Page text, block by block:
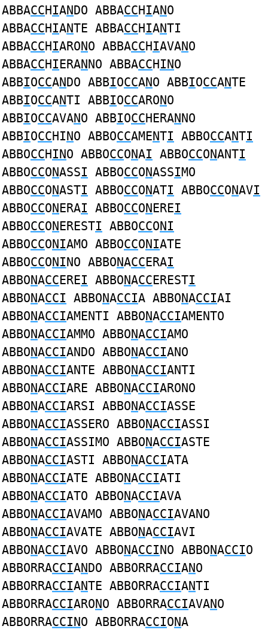
ABBACCHIANDO ABBACCHIANO
ABBACCHIANTE ABBACCHIANTI
ABBACCHIARONO ABBACCHIAVANO
ABBACCHIERANNO ABBACCHINO
ABBIOCCANDO ABBIOCCANO ABBIOCCANTE
ABBIOCCANTI ABBIOCCARONO
ABBIOCCAVANO ABBIOCCHERANNO
ABBIOCCHINO ABBOCCAMENTI ABBOCCANTI
ABBOCCHINO ABBOCCONAI ABBOCCONANTI
ABBOCCONASSI ABBOCCONASSIMO
ABBOCCONASTI ABBOCCONATI ABBOCCONAVI
ABBOCCONERAI ABBOCCONEREI
ABBOCCONERESTI ABBOCCONI
ABBOCCONIAMO ABBOCCONIATE
ABBOCCONINO ABBONACCERAI
ABBONACCEREI ABBONACCERESTI
ABBONACCI ABBONACCIA ABBONACCIAI
ABBONACCIAMENTI ABBONACCIAMENTO
ABBONACCIAMMO ABBONACCIAMO
ABBONACCIANDO ABBONACCIANO
ABBONACCIANTE ABBONACCIANTI
ABBONACCIARE ABBONACCIARONO
ABBONACCIARSI ABBONACCIASSE
ABBONACCIASSERO ABBONACCIASSI
ABBONACCIASSIMO ABBONACCIASTE
ABBONACCIASTI ABBONACCIATA
ABBONACCIATE ABBONACCIATI
ABBONACCIATO ABBONACCIAVA
ABBONACCIAVAMO ABBONACCIAVANO
ABBONACCIAVATE ABBONACCIAVI
ABBONACCIAVO ABBONACCINO ABBONACCIO
ABBORRACCIANDO ABBORRACCIANO
ABBORRACCIANTE ABBORRACCIANTI
ABBORRACCIARONO ABBORRACCIAVANO
ABBORRACCINO ABBORRACCIONA